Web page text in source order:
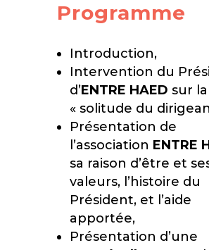
Programme
Introduction,
Intervention du
d’ENTRE HAED sur la
« solitude du
Présentation de
l’association ENTRE
sa raison d’être et
valeurs, l’histoire du
Président, et l’aide
apportée,
Présentation d’une